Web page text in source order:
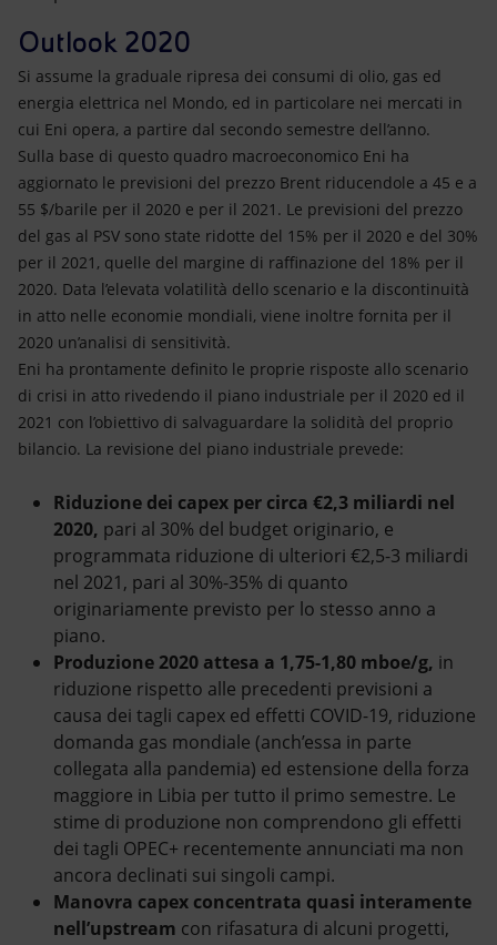
Outlook 2020
Si assume la graduale ripresa dei consumi di olio, gas ed
energia elettrica nel Mondo, ed in particolare nei mercati in
cui Eni opera, a partire dal secondo semestre dell’anno.
Sulla base di questo quadro macroeconomico Eni ha
aggiornato le previsioni del prezzo Brent riducendole a 45 e a
55 $/barile per il 2020 e per il 2021. Le previsioni del prezzo
del gas al PSV sono state ridotte del 15% per il 2020 e del 30%
per il 2021, quelle del margine di raffinazione del 18% per il
2020. Data l’elevata volatilità dello scenario e la discontinuità
in atto nelle economie mondiali, viene inoltre fornita per il
2020 un’analisi di sensitività.
Eni ha prontamente definito le proprie risposte allo scenario
di crisi in atto rivedendo il piano industriale per il 2020 ed il
2021 con l’obiettivo di salvaguardare la solidità del proprio
bilancio. La revisione del piano industriale prevede:
Riduzione dei capex per circa €2,3 miliardi nel
2020, pari al 30% del budget originario, e
programmata riduzione di ulteriori €2,5-3 miliardi
nel 2021, pari al 30%-35% di quanto
originariamente previsto per lo stesso anno a
piano.
Produzione 2020 attesa a 1,75-1,80 mboe/g, in
riduzione rispetto alle precedenti previsioni a
causa dei tagli capex ed effetti COVID-19, riduzione
domanda gas mondiale (anch’essa in parte
collegata alla pandemia) ed estensione della forza
maggiore in Libia per tutto il primo semestre. Le
stime di produzione non comprendono gli effetti
dei tagli OPEC+ recentemente annunciati ma non
ancora declinati sui singoli campi.
Manovra capex concentrata quasi interamente
nell’upstream con rifasatura di alcuni progetti,